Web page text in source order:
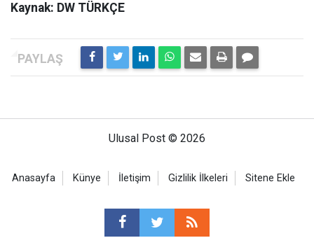
Kaynak: DW TÜRKÇE
Ulusal Post © 2026
Anasayfa Künye İletişim Gizlilik İlkeleri Sitene Ekle